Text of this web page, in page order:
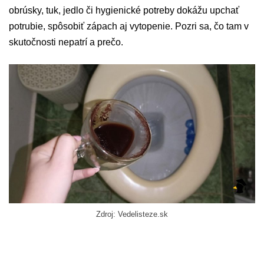
obrúsky, tuk, jedlo či hygienické potreby dokážu upchať
potrubie, spôsobiť zápach aj vytopenie. Pozri sa, čo tam v
skutočnosti nepatrí a prečo.
Zdroj: Vedelisteze.sk